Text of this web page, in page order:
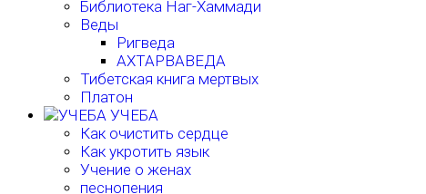
Библиотека Наг-Хаммади
Веды
Ригведа
АХТАРВАВЕДА
Тибетская книга мертвых
Платон
УЧЕБА
Как очистить сердце
Как укротить язык
Учение о женах
песнопения